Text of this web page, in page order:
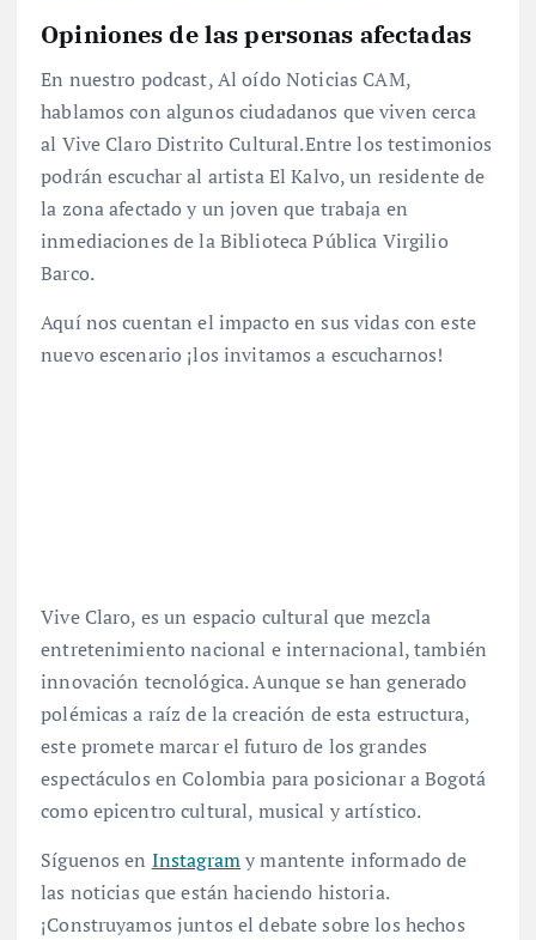
Opiniones de las personas afectadas
En nuestro podcast, Al oído Noticias CAM,
hablamos con algunos ciudadanos que viven cerca
al Vive Claro Distrito Cultural.Entre los testimonios
podrán escuchar al artista El Kalvo, un residente de
la zona afectado y un joven que trabaja en
inmediaciones de la Biblioteca Pública Virgilio
Barco.
Aquí nos cuentan el impacto en sus vidas con este
nuevo escenario ¡los invitamos a escucharnos!
Vive Claro, es un espacio cultural que mezcla
entretenimiento nacional e internacional, también
innovación tecnológica. Aunque se han generado
polémicas a raíz de la creación de esta estructura,
este promete marcar el futuro de los grandes
espectáculos en Colombia para posicionar a Bogotá
como epicentro cultural, musical y artístico.
Síguenos en Instagramy mantente informado de
las noticias que están haciendo historia.
¡Construyamos juntos el debate sobre los hechos